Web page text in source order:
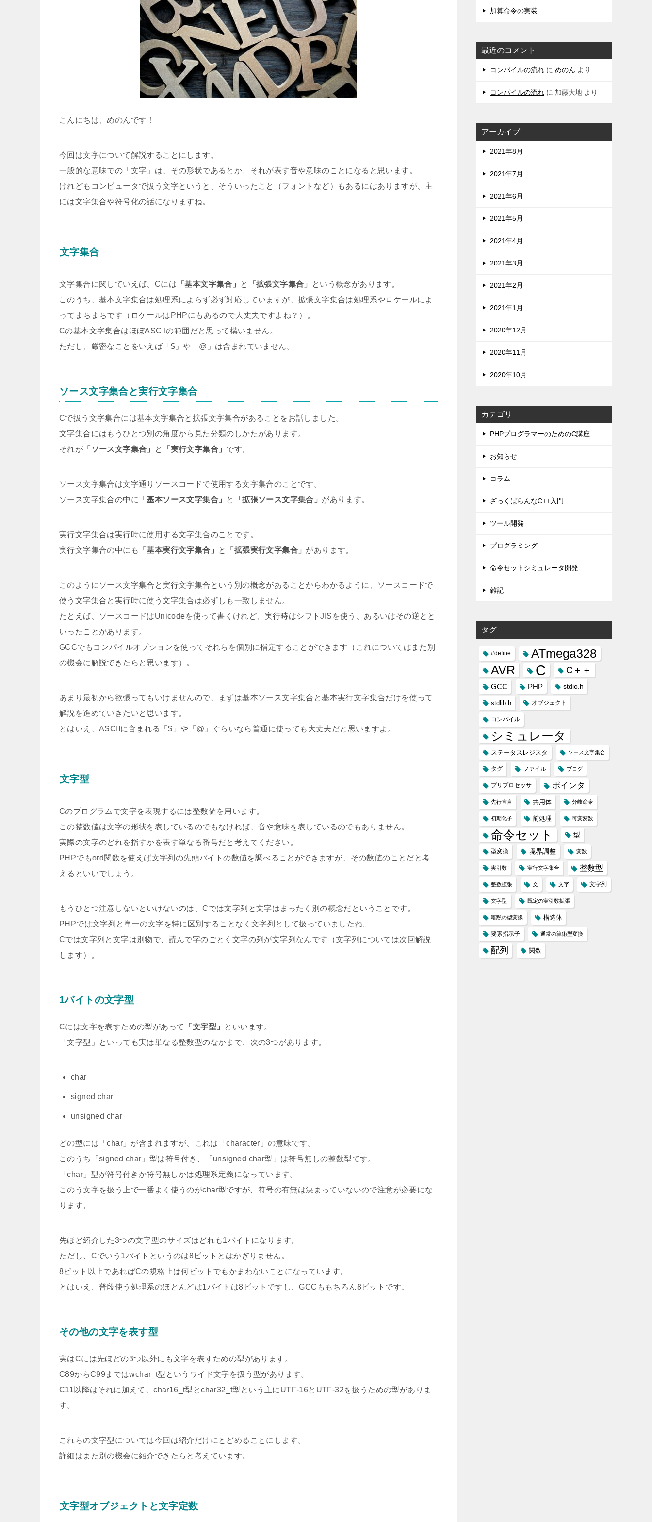
こんにちは、めのんです！
今回は文字について解説することにします。
一般的な意味での「文字」は、その形状であるとか、それが表す音や意味のことになると思います。
けれどもコンピュータで扱う文字というと、そういったこと（フォントなど）もあるにはありますが、主
には文字集合や符号化の話になりますね。
文字集合
文字集合に関していえば、Cには 「基本文字集合」 と 「拡張文字集合」
という概念があります。
このうち、基本文字集合は処理系によらず必ず対応していますが、拡張文字集合は処理系やロケールによ
ってまちまちです（ロケールはPHPにもあるので大丈夫ですよね？）。
Cの基本文字集合はほぼASCIIの範囲だと思って構いません。
ただし、厳密なことをいえば「$」や「@」は含まれていません。
ソース文字集合と実行文字集合
Cで扱う文字集合には基本文字集合と拡張文字集合があることをお話しました。
文字集合にはもうひとつ別の角度から見た分類のしかたがあります。
それが 「ソース文字集合」 と 「実行文字集合」 です。
ソース文字集合は文字通りソースコードで使用する文字集合のことです。
ソース文字集合の中に
「基本ソース文字集合」 と 「拡張ソース文字集合」 があります。
実行文字集合は実行時に使用する文字集合のことです。
実行文字集合の中にも
「基本実行文字集合」 と 「拡張実行文字集合」 があります。
このようにソース文字集合と実行文字集合という別の概念があることからわかるように、ソースコードで
使う文字集合と実行時に使う文字集合は必ずしも一致しません。
たとえば、ソースコードはUnicodeを使って書くけれど、実行時はシフトJISを使う、あるいはその逆とと
いったことがあります。
GCCでもコンパイルオプションを使ってそれらを個別に指定することができます（これについてはまた別
の機会に解説できたらと思います）。
あまり最初から欲張ってもいけませんので、まずは基本ソース文字集合と基本実行文字集合だけを使って
解説を進めていきたいと思います。
とはいえ、ASCIIに含まれる「$」や「@」ぐらいなら普通に使っても大丈夫だと思いますよ。
文字型
Cのプログラムで文字を表現するには整数値を用います。
この整数値は文字の形状を表しているのでもなければ、音や意味を表しているのでもありません。
実際の文字のどれを指すかを表す単なる番号だと考えてください。
PHPでもord関数を使えば文字列の先頭バイトの数値を調べることができますが、その数値のことだと考
えるといいでしょう。
もうひとつ注意しないといけないのは、Cでは文字列と文字はまったく別の概念だということです。
PHPでは文字列と単一の文字を特に区別することなく文字列として扱っていましたね。
Cでは文字列と文字は別物で、読んで字のごとく文字の列が文字列なんです（文字列については次回解説
します）。
1バイトの文字型
Cには文字を表すための型があって 「文字型」 といいます。
「文字型」といっても実は単なる整数型のなかまで、次の3つがあります。
char
signed char
unsigned char
どの型には「char」が含まれますが、これは「character」の意味です。
このうち「signed char」型は符号付き、「unsigned char型」は符号無しの整数型です。
「char」型が符号付きか符号無しかは処理系定義になっています。
このう文字を扱う上で一番よく使うのがchar型ですが、符号の有無は決まっていないので注意が必要にな
ります。
先ほど紹介した3つの文字型のサイズはどれも1バイトになります。
ただし、Cでいう1バイトというのは8ビットとはかぎりません。
8ビット以上であればCの規格上は何ビットでもかまわないことになっています。
とはいえ、普段使う処理系のほとんどは1バイトは8ビットですし、GCCももちろん8ビットです。
その他の文字を表す型
実はCには先ほどの3つ以外にも文字を表すための型があります。
C89からC99まではwchar_t型というワイド文字を扱う型があります。
C11以降はそれに加えて、char16_t型とchar32_t型という主にUTF-16とUTF-32を扱うための型がありま
す。
これらの文字型については今回は紹介だけにとどめることにします。
詳細はまた別の機会に紹介できたらと考えています。
文字型オブジェクトと文字定数
加算命令の実装
最近のコメント
コンパイルの流れ に めのん より
コンパイルの流れ に 加藤大地 より
アーカイブ
2021年8月
2021年7月
2021年6月
2021年5月
2021年4月
2021年3月
2021年2月
2021年1月
2020年12月
2020年11月
2020年10月
カテゴリー
PHPプログラマーのためのC講座
お知らせ
コラム
ざっくばらんなC++入門
ツール開発
プログラミング
命令セットシミュレータ開発
雑記
タグ
#define
ATmega328
AVR
C C＋＋
GCC PHP stdio.h
stdlib.h オブジェクト
コンパイル
シミュレータ
ステータスレジスタ ソース文字集合
タグ ファイル ブログ
プリプロセッサ ポインタ
先行宣言 共用体 分岐命令
初期化子 前処理 可変変数
命令セット 型
型変換 境界調整 変数
実引数 実行文字集合 整数型
整数拡張 文 文字 文字列
文字型 既定の実引数拡張
暗黙の型変換 構造体
要素指示子 通常の算術型変換
配列 関数